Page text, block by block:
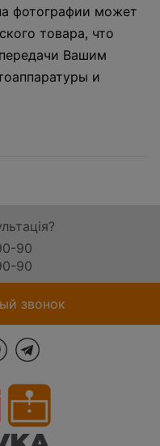
фотографии может
товара, что
Вашим
и
90
90
звонок